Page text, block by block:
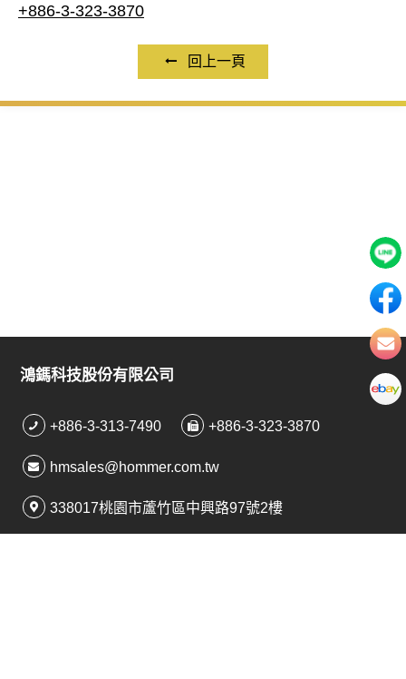
+886-3-323-3870
回上一頁
鴻鎷科技股份有限公司
+886-3-313-7490 +886-3-323-3870
hmsales@hommer.com.tw
338017桃園市蘆竹區中興路97號2樓